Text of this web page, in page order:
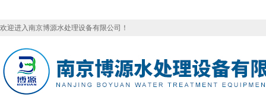
欢迎进入南京博源水处理设备有限公司！